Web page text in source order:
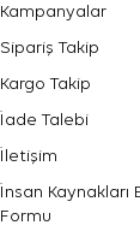
Kampanyalar
Sipariş Takip
Kargo Takip
İade Talebi
İletişim
İnsan Kaynakları
Formu